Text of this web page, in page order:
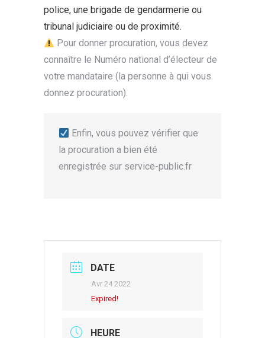
police, une brigade de gendarmerie ou
tribunal judiciaire ou de proximité.
Pour donner procuration, vous devez
connaître le Numéro national d’électeur de
votre mandataire (la personne à qui vous
donnez procuration).
Enfin, vous pouvez vérifier que
la procuration a bien été
enregistrée sur service-public.fr
DATE
Avr 24 2022
Expired!
HEURE